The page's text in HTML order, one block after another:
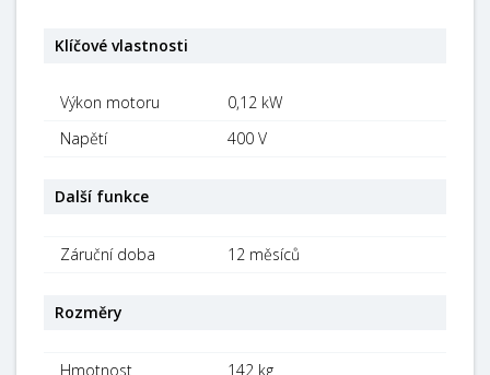
Klíčové vlastnosti
Výkon motoru
0,12 kW
Napětí
400 V
Další funkce
Záruční doba 12 měsíců
Rozměry
Hmotnost
142 kg